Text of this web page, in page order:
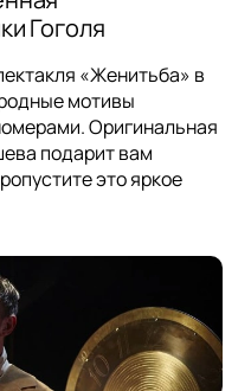
Гоголя
«Женитьба» в
мотивы
Оригинальная
подарит вам
это яркое